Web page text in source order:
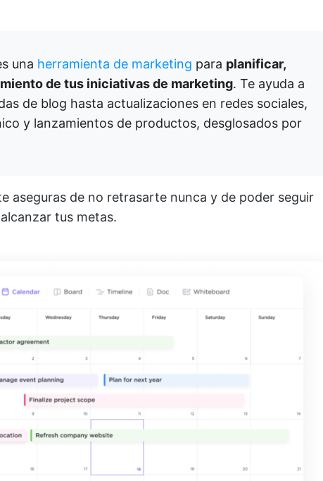
una herramienta de marketing para planificar,
de tus iniciativas de marketing. Te ayuda a
de blog hasta actualizaciones en redes sociales,
y lanzamientos de productos, desglosados por
aseguras de no retrasarte nunca y de poder seguir
tus metas.